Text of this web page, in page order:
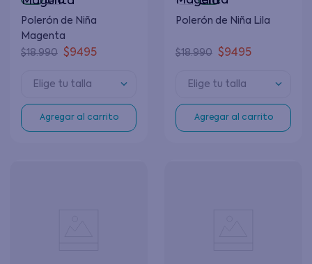
Polerón de Niña
Magenta
$18.990 $9495
Elige tu talla
Agregar al carrito
Polerón de Niña Lila
$18.990 $9495
Elige tu talla
Agregar al carrito